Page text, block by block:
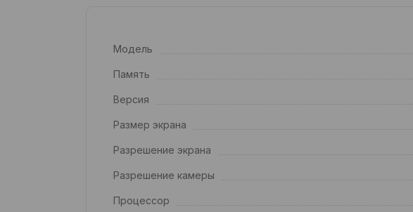
Модель
Память
Версия
Размер экрана
Разрешение экрана
Разрешение камеры
Процессор